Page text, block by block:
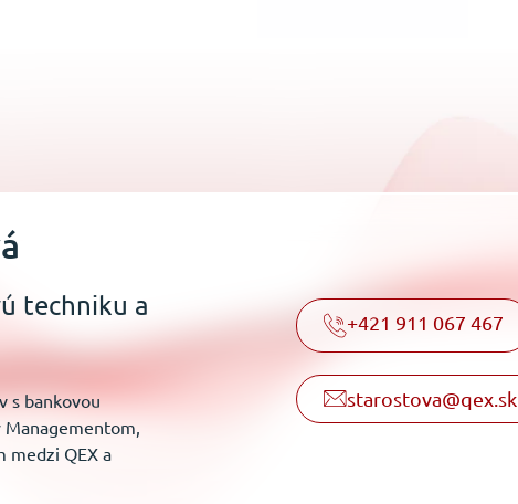
techniku a
s bankovou
Managementom,
medzi QEX a
+421 911 067 467
starostova@qex.sk